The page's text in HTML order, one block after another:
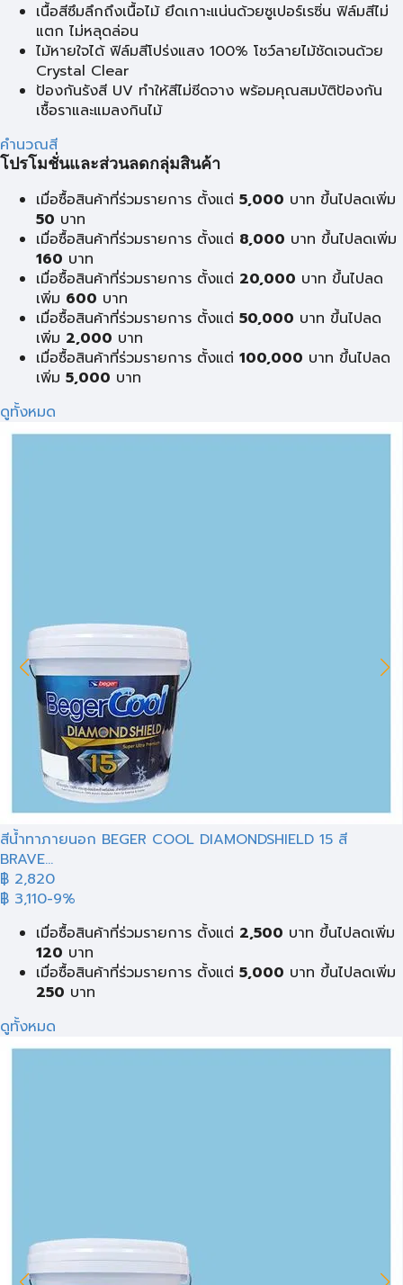
เนื้อสีซึมลึกถึงเนื้อไม้ ยึดเกาะแน่นด้วยซูเปอร์เรซิ่น ฟิล์มสีไม่
แตก ไม่หลุดล่อน
ไม้หายใจได้ ฟิล์มสีโปร่งแสง 100% โชว์ลายไม้ชัดเจนด้วย
Crystal Clear
ป้องกันรังสี UV ทำให้สีไม่ซีดจาง พร้อมคุณสมบัติป้องกัน
เชื้อราและแมลงกินไม้
คำนวณสี
โปรโมชั่นและส่วนลดกลุ่มสินค้า
เมื่อซื้อสินค้าที่ร่วมรายการ ตั้งแต่ 5,000 บาท ขึ้นไปลดเพิ่ม
50 บาท
เมื่อซื้อสินค้าที่ร่วมรายการ ตั้งแต่ 8,000 บาท ขึ้นไปลดเพิ่ม
160 บาท
เมื่อซื้อสินค้าที่ร่วมรายการ ตั้งแต่ 20,000 บาท ขึ้นไปลด
เพิ่ม 600 บาท
เมื่อซื้อสินค้าที่ร่วมรายการ ตั้งแต่ 50,000 บาท ขึ้นไปลด
เพิ่ม 2,000 บาท
เมื่อซื้อสินค้าที่ร่วมรายการ ตั้งแต่ 100,000 บาท ขึ้นไปลด
เพิ่ม 5,000 บาท
ดูทั้งหมด
สีน้ำทาภายนอก BEGER COOL DIAMONDSHIELD 15 สี
BRAVE...
฿ 2,820
฿ 3,110-9%
เมื่อซื้อสินค้าที่ร่วมรายการ ตั้งแต่ 2,500 บาท ขึ้นไปลดเพิ่ม
120 บาท
เมื่อซื้อสินค้าที่ร่วมรายการ ตั้งแต่ 5,000 บาท ขึ้นไปลดเพิ่ม
250 บาท
ดูทั้งหมด